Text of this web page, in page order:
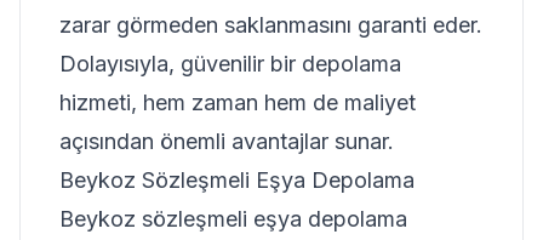
zarar görmeden saklanmasını garanti eder.
Dolayısıyla, güvenilir bir depolama
hizmeti, hem zaman hem de maliyet
açısından önemli avantajlar sunar.
Beykoz Sözleşmeli Eşya Depolama
Beykoz sözleşmeli eşya depolama